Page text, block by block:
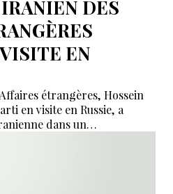
DES
EN
étrangères, Hossein
en visite en Russie, a
dans un